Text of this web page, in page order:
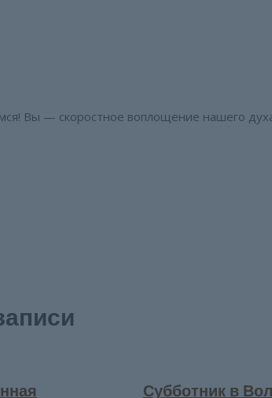
Вы — скоростное воплощение нашего
Субботник в